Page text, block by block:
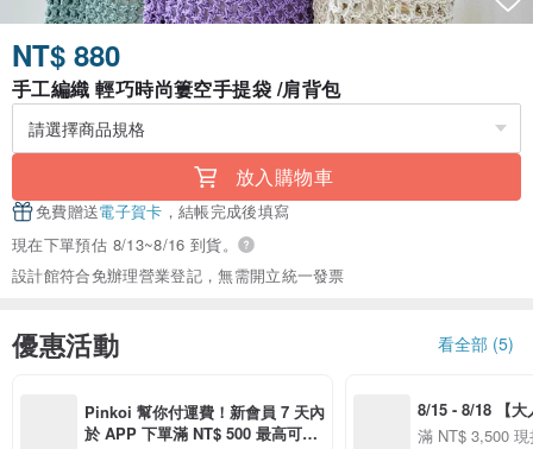
NT$ 880
手工編織 輕巧時尚簍空手提袋 /肩背包
放入購物車
免費贈送電子賀卡 ，結帳完成後填寫
現在下單預估 8/13~8/16 到貨。
設計館符合免辦理營業登記，無需開立統一發票
優惠活動 看全部 (5)
Pinkoi 幫你付運費！新會員 7 天內
於 APP 下單滿 NT$ 500 最高可折
8/15 - 8/18 【大
季】滿
滿 NT$ 3,500